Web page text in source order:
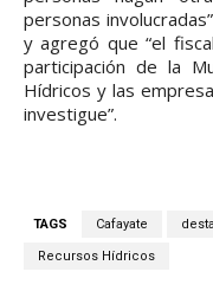
personas
y agregó que “el
participación de la
Hídricos y las
investigue”.
TAGS Cafayate
Recursos Hídricos